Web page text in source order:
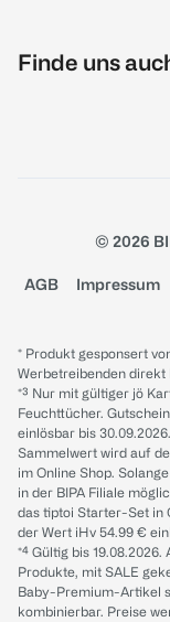
Finde uns
© 2026
AGB Impressum
* Produkt gesponsert
Werbetreibenden direkt
*³ Nur mit gültiger jö
Feuchttücher.
einlösbar bis
Sammelwert wird auf
im Online Shop.
in der BIPA Filiale
das tiptoi Starter-Set in
der Wert iHv 54.99 €
*⁴ Gültig bis
Produkte, mit SALE
Baby-Premium-Artikel
kombinierbar. Preise